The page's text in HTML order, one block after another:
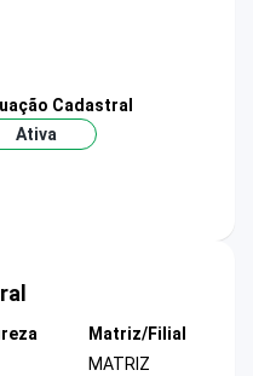
Cadastral
Ativa
Matriz/Filial
MATRIZ